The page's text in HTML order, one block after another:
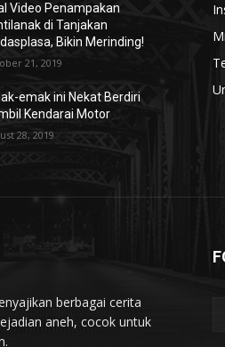
Video Penampakan
di Tanjakan
Bikin Merinding!
21, 2019
emak ini Nekat Berdiri
Kendarai Motor
28, 2019
berbagai cerita
aneh, cocok untuk